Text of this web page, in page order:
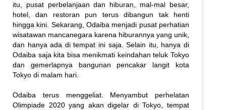
itu, pusat perbelanjaan dan hiburan, mal-mal besar,
hotel, dan restoran pun terus dibangun tak henti
hingga kini. Sekarang, Odaiba menjadi pusat perhatian
wisatawan mancanegara karena hiburannya yang unik,
dan hanya ada di tempat ini saja. Selain itu, hanya di
Odaiba saja kita bisa menikmati keindahan teluk Tokyo
dan gemerlapnya bangunan pencakar langit kota
Tokyo di malam hari.
Odaiba terus menggeliat. Menyambut perhelatan
Olimpiade 2020 yang akan digelar di Tokyo, tempat